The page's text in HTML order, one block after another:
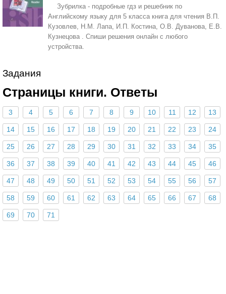
Зубрилка - подробные гдз и решебник по
Английскому языку для 5 класса книга для чтения В.П.
Кузовлев, Н.М. Лапа, И.П. Костина, О.В. Дуванова, Е.В.
Кузнецова . Спиши решения онлайн с любого
устройства.
Задания
Страницы книги. Ответы
3 4 5 6 7 8 9 10 11 12 13
14 15 16 17 18 19 20 21 22 23 24
25 26 27 28 29 30 31 32 33 34 35
36 37 38 39 40 41 42 43 44 45 46
47 48 49 50 51 52 53 54 55 56 57
58 59 60 61 62 63 64 65 66 67 68
69 70 71